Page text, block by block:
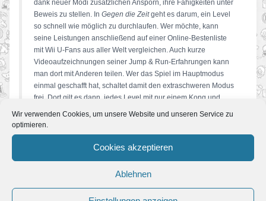
Wir verwenden Cookies, um unsere Website und unseren Service zu
optimieren.
Cookies akzeptieren
Ablehnen
dank neuer Modi zusätzlichen Ansporn, ihre Fähigkeiten unter
Beweis zu stellen. In Gegen die Zeitgeht es darum, ein Level
so schnell wie möglich zu durchlaufen. Wer möchte, kann
seine Leistungen anschließend auf einer Online-Bestenliste
mit Wii U-Fans aus aller Welt vergleichen. Auch kurze
Videoaufzeichnungen seiner Jump & Run-Erfahrungen kann
man dort mit Anderen teilen. Wer das Spiel im Hauptmodus
einmal geschafft hat, schaltet damit den extraschweren Modus
frei. Dort gilt es dann, jedes Level mit nur einem Kong und
einem Herzen zu bewältigen.
Februar die Eiszeit in den Tropen und ein heißer Spielspaß für
Wii U. Der Titel erscheint im Handel und als Download im
Kong und seine Freunde hatte, sollte diesen brandneuen
Jump & Run-Spaß in HD auf keinen Fall versäumen.